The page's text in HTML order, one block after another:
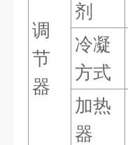
调
节
器
剂
冷凝
方式
加热
器